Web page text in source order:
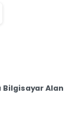
Bilgisayar Alan